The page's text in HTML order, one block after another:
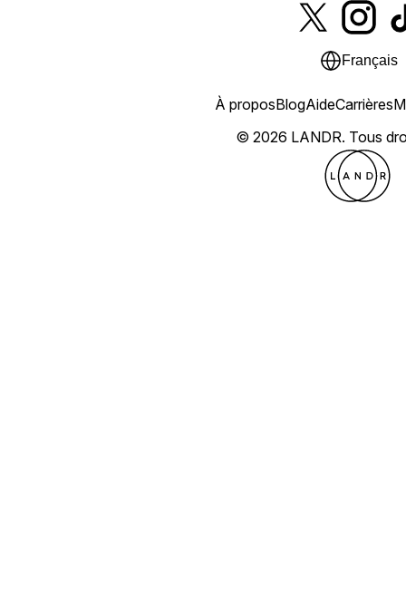
Français
© 2026 LANDR. Tous
À proposBlogAideCarrières